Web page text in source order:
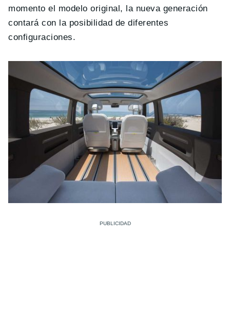
momento el modelo original, la nueva generación
contará con la posibilidad de diferentes
configuraciones.